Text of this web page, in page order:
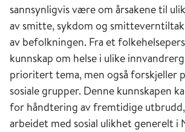
sannsynligvis være om årsakene til
av smitte, sykdom og
av befolkningen. Fra et
kunnskap om helse i ulike
prioritert tema, men også forskjeller
sosiale grupper. Denne kunnskapen
for håndtering av fremtidige
arbeidet med sosial ulikhet generelt i